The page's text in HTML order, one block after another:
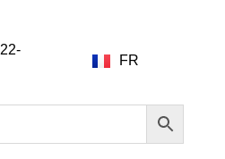
FR